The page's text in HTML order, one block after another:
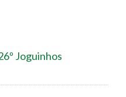
Joguinhos